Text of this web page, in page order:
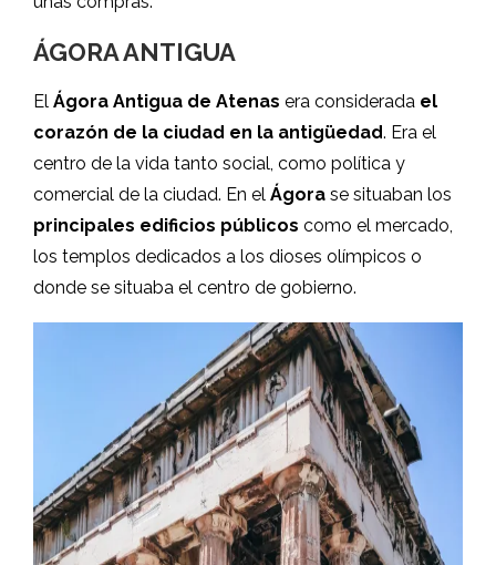
ÁGORA ANTIGUA
El Ágora Antigua de Atenas era considerada el
corazón de la ciudad en la antigüedad. Era el
centro de la vida tanto social, como política y
comercial de la ciudad. En el Ágora se situaban los
principales edificios públicos como el mercado,
los templos dedicados a los dioses olímpicos o
donde se situaba el centro de gobierno.